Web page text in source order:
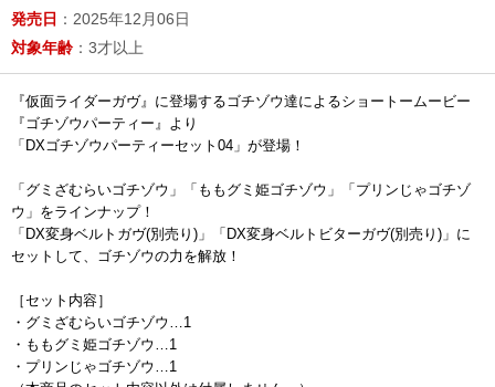
発売日 ：2025年12月06日
対象年齢 ：3才以上
『仮面ライダーガヴ』に登場するゴチゾウ達によるショートームービー
『ゴチゾウパーティー』より
「DXゴチゾウパーティーセット04」が登場！
「グミざむらいゴチゾウ」「ももグミ姫ゴチゾウ」「プリンじゃゴチゾ
ウ」をラインナップ！
「DX変身ベルトガヴ(別売り)」「DX変身ベルトビターガヴ(別売り)」に
セットして、ゴチゾウの力を解放！
［セット内容］
・グミざむらいゴチゾウ…1
・ももグミ姫ゴチゾウ…1
・プリンじゃゴチゾウ…1